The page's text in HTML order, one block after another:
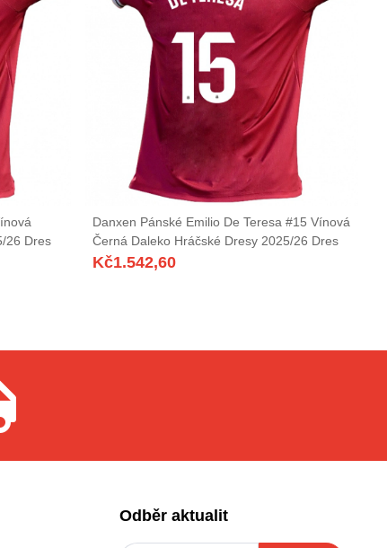
26 Dres
Danxen Pánské Emilio De Teresa #15 Vínová
Černá Daleko Hráčské Dresy 2025/26 Dres
Kč1.542,60
Odběr aktualit